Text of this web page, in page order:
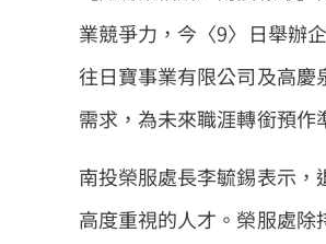
業競爭力，今〈9〉日舉辦
往日寶事業有限公司及高
需求，為未來職涯轉銜預作
南投榮服處長李毓錫表示
高度重視的人才。榮服處